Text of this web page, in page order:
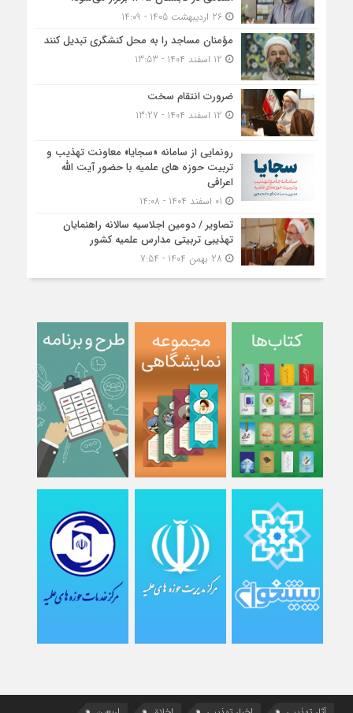
26 اردیبهشت 1405 - 14:09
مؤمنان مساجد را به محل کنشگری تبدیل کنند
ضرورت انتقام سخت
رونمایی از سامانه «سجایا» معاونت تهذیب و
تربیت حوزه‌ های علمیه با حضور آیت الله
اعرافی
تصاویر / دومین اجلاسیه سالانه راهنمایان
تهذیبی تربیتی مدارس علمیه کشور